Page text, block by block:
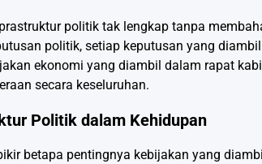
politik tak lengkap tanpa
politik, setiap keputusan yang
ekonomi yang diambil dalam rapat
secara keseluruhan.
Politik dalam Kehidupan
betapa pentingnya kebijakan yang